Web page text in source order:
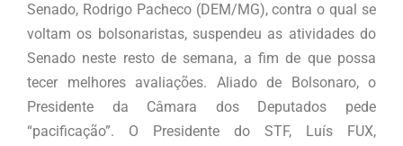
Senado, Rodrigo Pacheco (DEM/MG), contra o qual se
voltam os bolsonaristas, suspendeu as atividades do
Senado neste resto de semana, a fim de que possa
tecer melhores avaliações. Aliado de Bolsonaro, o
Presidente da Câmara dos Deputados pede
“pacificação”. O Presidente do STF, Luís FUX,